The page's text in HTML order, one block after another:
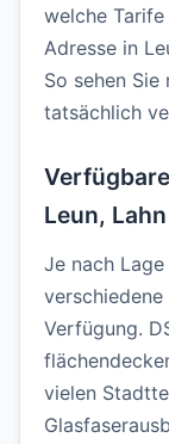
welche
Adresse in
So sehen
tatsächlich
Leun, Lahn
Je nach
Verfügung.
vielen